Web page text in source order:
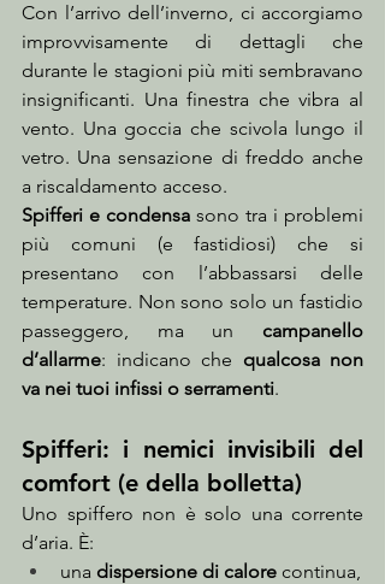
Con l’arrivo dell’inverno, ci accorgiamo
improvvisamente di dettagli che
durante le stagioni più miti sembravano
insignificanti. Una finestra che vibra al
vento. Una goccia che scivola lungo il
vetro. Una sensazione di freddo anche
a riscaldamento acceso.
Spifferi e condensa sono tra i problemi
più comuni (e fastidiosi) che si
presentano con l’abbassarsi delle
temperature. Non sono solo un fastidio
passeggero, ma un campanello
d’allarme: indicano che qualcosa non
va nei tuoi infissi o serramenti.
Spifferi: i nemici invisibili del
comfort (e della bolletta)
Uno spiffero non è solo una corrente
d’aria. È:
una dispersione di calore continua,